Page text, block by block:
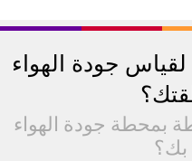
جودة الهواء
بمحطة جودة الهواء
بك؟